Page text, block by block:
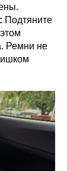
Подтяните
Ремни не